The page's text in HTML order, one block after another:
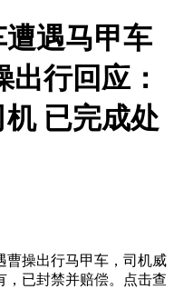
遇马甲车
行回应：
已完成处
曹操出行马甲车，司机威
，已封禁并赔偿。点击查